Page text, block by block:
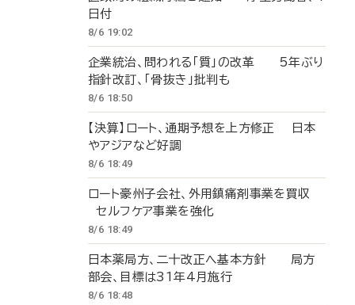
日付
8/6 19:02
企業統治、問われる「質」の改革 5年ぶり
指針改訂、「骨抜き」批判も
8/6 18:50
【決算】ロート、通期予想を上方修正 日本
やアジアなど好調
8/6 18:49
ロート豪州子会社、外用鎮痛剤事業を買収
セルフケア事業を強化
8/6 18:49
日本薬局方、二十改正へ基本方針 局方
部会、目標は31年4月施行
8/6 18:48